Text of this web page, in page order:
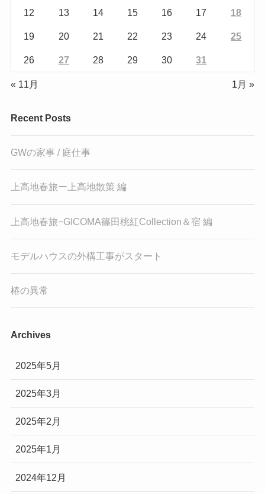
12 13 14 15 16 17 18
19 20 21 22 23 24 25
26 27 28 29 30 31
« 11月 1月 »
Recent Posts
GWの家事 / 庭仕事
上高地春旅ー上高地散策 編
上高地春旅−GICOMA篠田桃紅Collection＆宿 編
モデルハウスの外構工事がスタート
椿の異常
Archives
2025年5月
2025年3月
2025年2月
2025年1月
2024年12月